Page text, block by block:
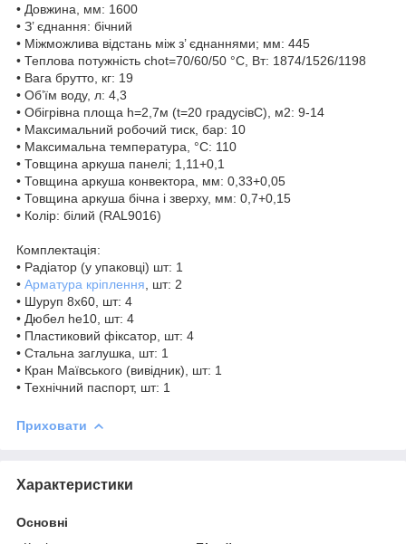
• Довжина, мм: 1600
• З’ єднання: бічний
• Міжможлива відстань між з’ єднаннями; мм: 445
• Теплова потужність chot=70/60/50 °C, Вт: 1874/1526/1198
• Вага брутто, кг: 19
• Об’їм воду, л: 4,3
• Обігрівна площа h=2,7м (t=20 градусівC), м2: 9-14
• Максимальний робочий тиск, бар: 10
• Максимальна температура, °C: 110
• Товщина аркуша панелі; 1,11+0,1
• Товщина аркуша конвектора, мм: 0,33+0,05
• Товщина аркуша бічна і зверху, мм: 0,7+0,15
• Колір: білий (RAL9016)
Комплектація:
• Радіатор (у упаковці) шт: 1
• Арматура кріплення , шт: 2
• Шуруп 8х60, шт: 4
• Дюбел he10, шт: 4
• Пластиковий фіксатор, шт: 4
• Стальна заглушка, шт: 1
• Кран Маївського (вивідник), шт: 1
• Технічний паспорт, шт: 1
Приховати
Характеристики
Основні